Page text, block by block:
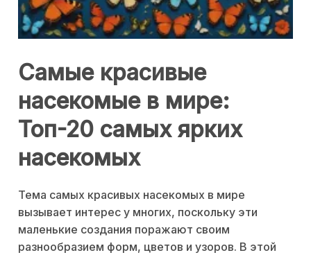
Самые красивые
насекомые в мире:
Топ-20 самых ярких
насекомых
Тема самых красивых насекомых в мире
вызывает интерес у многих, поскольку эти
маленькие создания поражают своим
разнообразием форм, цветов и узоров. В этой